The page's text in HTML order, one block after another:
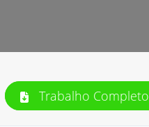
Trabalho Completo